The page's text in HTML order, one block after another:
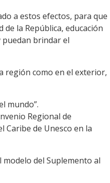
a estos efectos, para que
la República, educación
puedan brindar el
región como en el exterior,
mundo”.
Regional de
Caribe de Unesco en la
del Suplemento al